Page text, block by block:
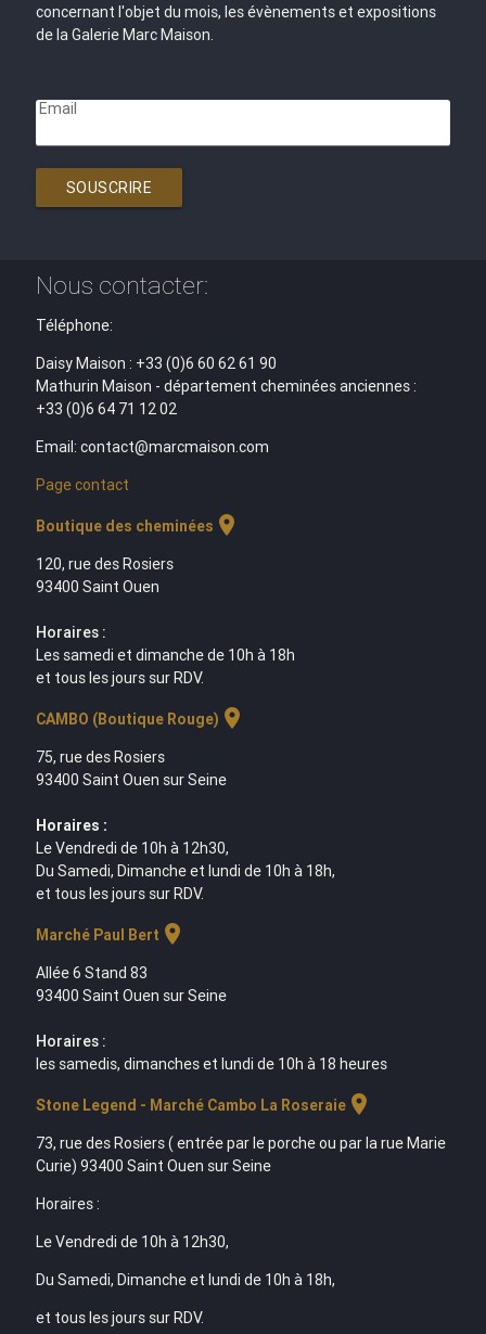
concernant l'objet du mois, les évènements et expositions
de la Galerie Marc Maison.
Email
SOUSCRIRE
Nous contacter:
Téléphone:
Daisy Maison : +33 (0)6 60 62 61 90
Mathurin Maison - département cheminées anciennes :
+33 (0)6 64 71 12 02
Email: contact@marcmaison.com
Page contact
Boutique des cheminées location_on
120, rue des Rosiers
93400 Saint Ouen
Horaires :
Les samedi et dimanche de 10h à 18h
et tous les jours sur RDV.
CAMBO (Boutique Rouge) location_on
75, rue des Rosiers
93400 Saint Ouen sur Seine
Horaires :
Le Vendredi de 10h à 12h30,
Du Samedi, Dimanche et lundi de 10h à 18h,
et tous les jours sur RDV.
Marché Paul Bert location_on
Allée 6 Stand 83
93400 Saint Ouen sur Seine
Horaires :
les samedis, dimanches et lundi de 10h à 18 heures
Stone Legend - Marché Cambo La Roseraielocation_on
73, rue des Rosiers ( entrée par le porche ou par la rue Marie
Curie) 93400 Saint Ouen sur Seine
Horaires :
Le Vendredi de 10h à 12h30,
Du Samedi, Dimanche et lundi de 10h à 18h,
et tous les jours sur RDV.